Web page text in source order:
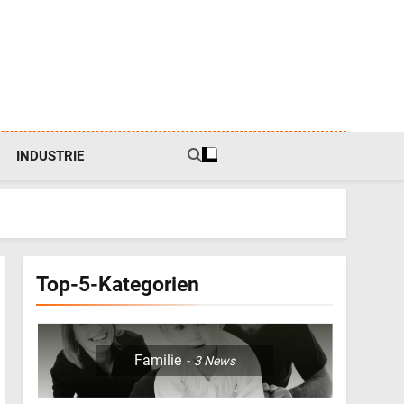
INDUSTRIE
Top-5-Kategorien
Familie 3News
5
Der Haargummi Guide
2026: Trends, Materialien